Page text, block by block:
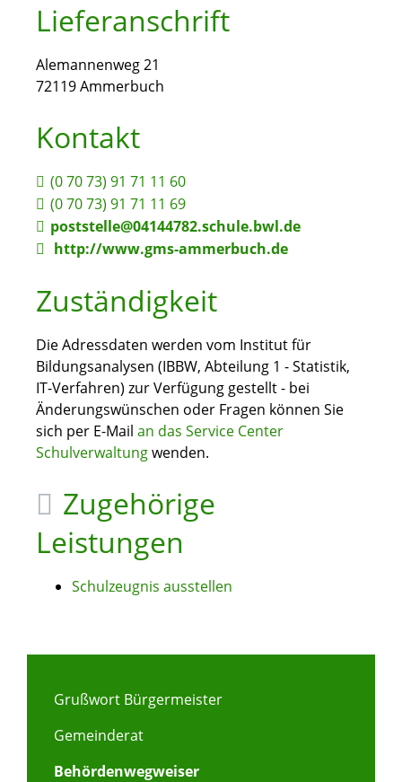
Lieferanschrift
Alemannenweg 21
72119Ammerbuch
Kontakt
(0 70 73) 91 71 11 60
(0 70 73) 91 71 11 69
poststelle@04144782.schule.bwl.de
http://www.gms-ammerbuch.de
Zuständigkeit
Die Adressdaten werden vom Institut für
Bildungsanalysen (IBBW, Abteilung 1 - Statistik,
IT-Verfahren) zur Verfügung gestellt - bei
Änderungswünschen oder Fragen können Sie
sich per E-Mail an das Service Center
Schulverwaltungwenden.
Zugehörige
Leistungen
Schulzeugnis ausstellen
Grußwort Bürgermeister
Gemeinderat
Behördenwegweiser